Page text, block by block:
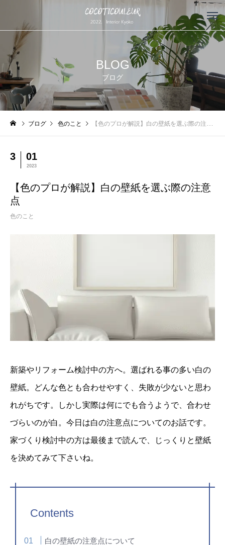
BLOG
ブログ
ブログ 色のこと 【色のプロが解説】白の壁紙を選ぶ際の注意点
3 01
2023
【色のプロが解説】白の壁紙を選ぶ際の注意
点
色のこと
新築やリフォーム検討中の方へ。選ばれる事の多い白の
壁紙。どんな色とも合わせやすく、失敗が少ないと思わ
れがちです。しかし実際は何にでも合うようで、合わせ
づらいのが白。今日は白の注意点についてのお話です。
家づくり検討中の方は最後まで読んで、じっくりと壁紙
を決めてみて下さいね。
Contents
白の壁紙の注意点について